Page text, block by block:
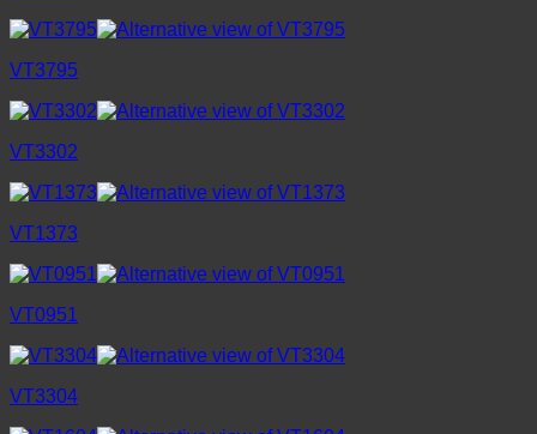
VT3795
VT3302
VT1373
VT0951
VT3304